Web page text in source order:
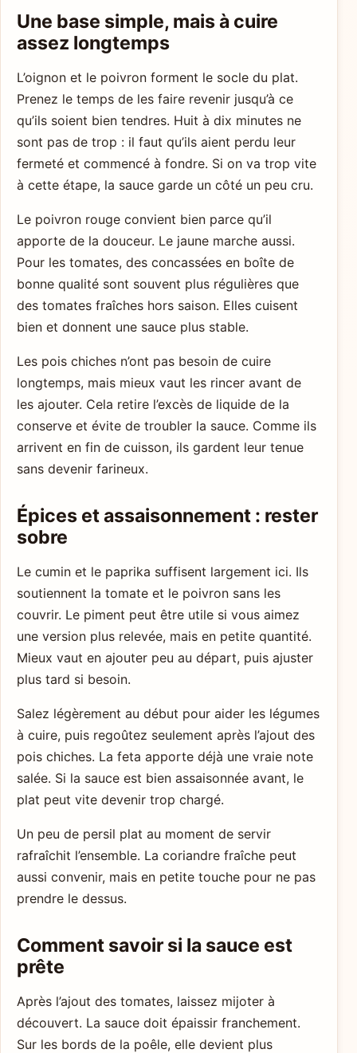
Une base simple, mais à cuire
assez longtemps
L’oignon et le poivron forment le socle du plat.
Prenez le temps de les faire revenir jusqu’à ce
qu’ils soient bien tendres. Huit à dix minutes ne
sont pas de trop : il faut qu’ils aient perdu leur
fermeté et commencé à fondre. Si on va trop vite
à cette étape, la sauce garde un côté un peu cru.
Le poivron rouge convient bien parce qu’il
apporte de la douceur. Le jaune marche aussi.
Pour les tomates, des concassées en boîte de
bonne qualité sont souvent plus régulières que
des tomates fraîches hors saison. Elles cuisent
bien et donnent une sauce plus stable.
Les pois chiches n’ont pas besoin de cuire
longtemps, mais mieux vaut les rincer avant de
les ajouter. Cela retire l’excès de liquide de la
conserve et évite de troubler la sauce. Comme ils
arrivent en fin de cuisson, ils gardent leur tenue
sans devenir farineux.
Épices et assaisonnement : rester
sobre
Le cumin et le paprika suffisent largement ici. Ils
soutiennent la tomate et le poivron sans les
couvrir. Le piment peut être utile si vous aimez
une version plus relevée, mais en petite quantité.
Mieux vaut en ajouter peu au départ, puis ajuster
plus tard si besoin.
Salez légèrement au début pour aider les légumes
à cuire, puis regoûtez seulement après l’ajout des
pois chiches. La feta apporte déjà une vraie note
salée. Si la sauce est bien assaisonnée avant, le
plat peut vite devenir trop chargé.
Un peu de persil plat au moment de servir
rafraîchit l’ensemble. La coriandre fraîche peut
aussi convenir, mais en petite touche pour ne pas
prendre le dessus.
Comment savoir si la sauce est
prête
Après l’ajout des tomates, laissez mijoter à
découvert. La sauce doit épaissir franchement.
Sur les bords de la poêle, elle devient plus